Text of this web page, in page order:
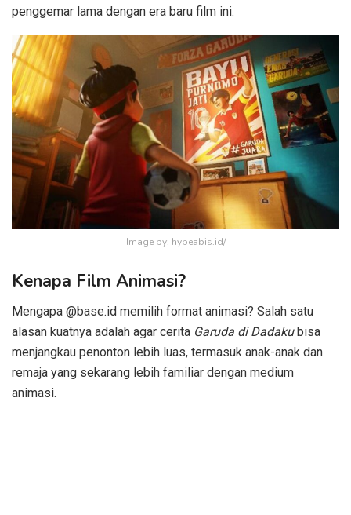
penggemar lama dengan era baru film ini.
Image by: hypeabis.id/
Kenapa Film Animasi?
Mengapa @base.id memilih format animasi? Salah satu
alasan kuatnya adalah agar cerita Garuda di Dadakubisa
menjangkau penonton lebih luas, termasuk anak-anak dan
remaja yang sekarang lebih familiar dengan medium
animasi.